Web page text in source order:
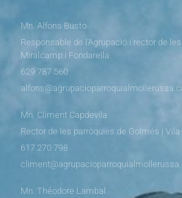
Mn. Alfons Busto
Responsable de l’Agrupació i rector de
Miralcamp i Fondarella
629 787 560
Mn. Climent Capdevila
Rector de les parròquies de Golmés i
617 270 798
Mn. Théodore Lambal